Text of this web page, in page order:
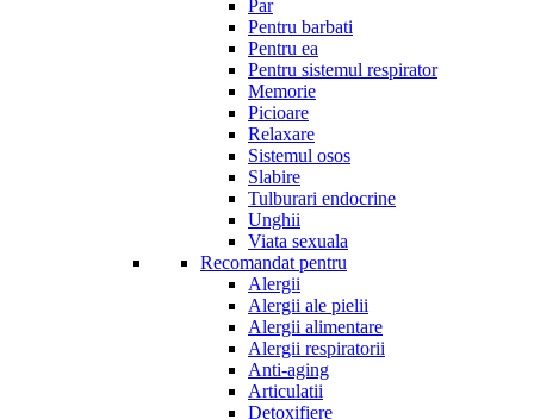
Par
Pentru barbati
Pentru ea
Pentru sistemul respirator
Memorie
Picioare
Relaxare
Sistemul osos
Slabire
Tulburari endocrine
Unghii
Viata sexuala
Recomandat pentru
Alergii
Alergii ale pielii
Alergii alimentare
Alergii respiratorii
Anti-aging
Articulatii
Detoxifiere